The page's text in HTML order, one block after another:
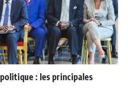
: les principales